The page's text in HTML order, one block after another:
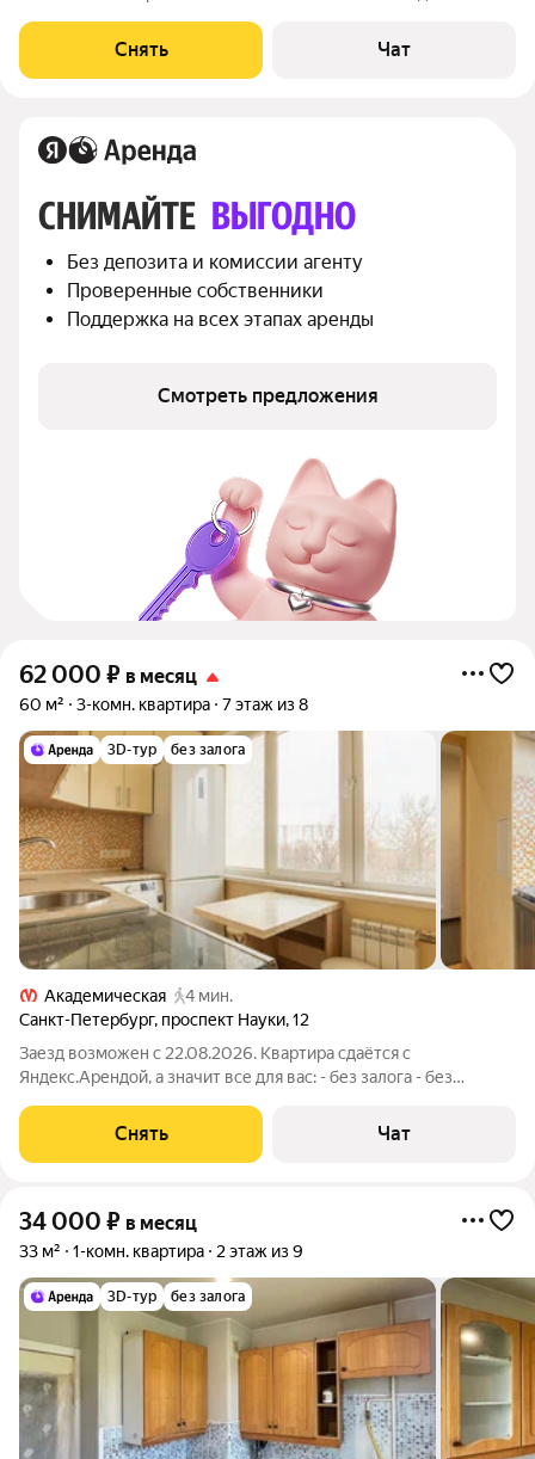
Дом - кирпичный. В подъезде
Снять Чат
СНИМАЙТЕ ВЫГОДНО
Без депозита и комиссии агенту
Проверенные собственники
Поддержка на всех этапах аренды
Смотреть предложения
62 000 ₽ в месяц
60 м² 3-комн. квартира 7 этаж из 8
3D-тур без залога
Академическая
4 мин.
Санкт-Петербург, проспект Науки,12
Заезд возможен с 22.08.2026. Квартира сдаётся с
Яндекс.Арендой, а значит все для вас: - без залога - без
специалистов в процессе проживания Мы можем показать вам
квартиру онлайн это так же детально, как
Снять Чат
34 000 ₽ в месяц
33 м² 1-комн. квартира 2 этаж из 9
3D-тур без залога